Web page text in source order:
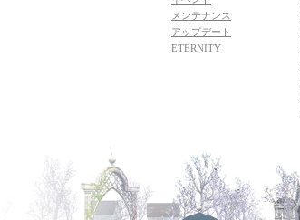
メンテナンス
アップデート
ETERNITY